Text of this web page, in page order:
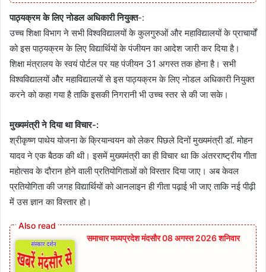
पाठ्यक्रम के लिए नोडल अधिकारी नियुक्त-:
उच्च शिक्षा विभाग ने सभी विश्वविद्यालयों के कुलगुरुओं और महाविद्यालयों के प्राचार्यों
को इस पाठ्यक्रम के लिए विद्यार्थियों के पंजीयन का आदेश जारी कर दिया है।
शिक्षा मंत्रालय के स्वयं पोर्टल पर यह पंजीयन 31 अगस्त तक होना है। सभी
विश्वविद्यालयों औैर महाविद्यालयों से इस पाठ्यक्रम के लिए नोडल अधिकारी नियुक्त
करने को कहा गया है ताकि इसकी निगरानी भी उच्च स्तर से की जा सके।
मुख्यमंत्री ने दिया था विचार-:
श्रीकृष्ण पाथेय योजना के क्रियान्वयन को लेकर पिछले दिनों मुख्यमंत्री डॉ. मोहन
यादव ने एक बैठक की थी। इसमें मुख्यमंत्री का ही विचार था कि अंतरराष्ट्रीय गीता
महोत्सव के दौरान होने वाली प्रतियोगिताओं को विस्तार दिया जाए। अब केवल
प्रतियोगिता की जगह विद्यार्थियों को आनलाइन ही गीता पढ़ाई भी जाए ताकि नई पीढ़ी
में उस ज्ञान का विस्तार हो।
समाचार मध्यप्रदेश मंदसौर 08 अगस्त 2026 शनिवार